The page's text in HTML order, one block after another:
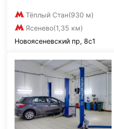
Тёплый Стан(930 м)
Ясенево(1,35 км)
Новоясеневский пр, 8с1